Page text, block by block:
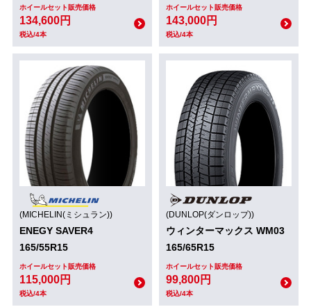
ホイールセット販売価格
134,600円
税込/4本
ホイールセット販売価格
143,000円
税込/4本
(MICHELIN(ミシュラン))
ENEGY SAVER4
165/55R15
ホイールセット販売価格
115,000円
税込/4本
(DUNLOP(ダンロップ))
ウィンターマックス WM03
165/65R15
ホイールセット販売価格
99,800円
税込/4本